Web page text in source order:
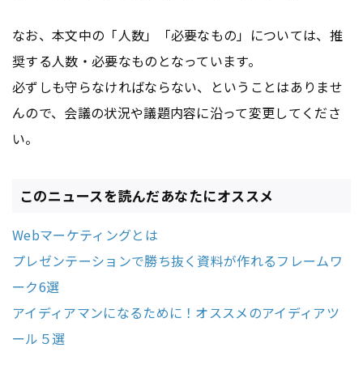
なお、本文中の「人数」「必要なもの」については、推
奨する人数・必要なものとなっています。
必ずしも守らなければならない、ということはありませ
んので、会議の状況や議題内容に沿って変更してくださ
い。
このニュースを読んだあなたにオススメ
Webマーケティングとは
プレゼンテーションで勝ち抜く資料が作れるフレームワ
ーク6選
アイディアマンになるために！オススメのアイディアツ
ール５選